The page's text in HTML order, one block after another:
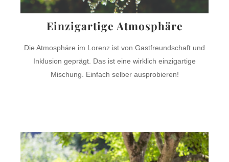
Einzigartige Atmosphäre
Die Atmosphäre im Lorenz ist von Gastfreundschaft und
Inklusion geprägt. Das ist eine wirklich einzigartige
Mischung. Einfach selber ausprobieren!